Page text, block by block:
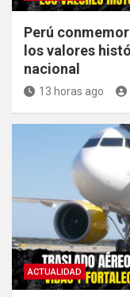
Perú
los valores
nacional
13 horas ago
ACTUALIDAD